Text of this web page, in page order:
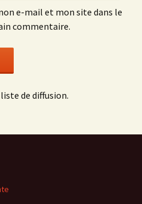
e-mail et mon site dans le
commentaire.
de diffusion.